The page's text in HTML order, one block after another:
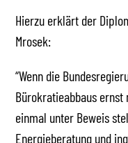
Hierzu erklärt der
Mrosek:
“Wenn die
Bürokratieabbaus
einmal unter Beweis
Energieberatung und